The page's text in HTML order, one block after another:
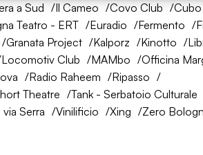
a Sud Il Cameo Covo Club
Cubo
Teatro - ERT Euradio Fermento
Granata Project Kalporz Kinotto
Locomotiv Club MAMbo
Officina
Radio Raheem
Ripasso
Theatre
Tank - Serbatoio Culturale
Serra Vinilificio Xing Zero